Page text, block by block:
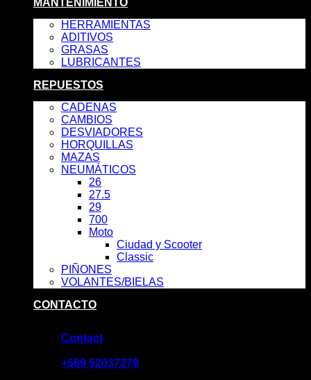
MANTENIMIENTO
HERRAMIENTAS
ADITIVOS
GRASAS
LUBRICANTES
REPUESTOS
CADENAS
CAMBIOS
DESVIADORES
HORQUILLAS
MAZAS
NEUMÁTICOS
26
27.5
29
700
Moto
Ciudad y Scooter
Classic
PIÑONES
VOLANTES/BIELAS
CONTACTO
Contact
+569 52037279